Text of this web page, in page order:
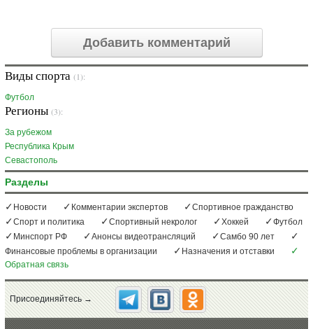
Добавить комментарий
Виды спорта (1):
Футбол
Регионы (3):
За рубежом
Республика Крым
Севастополь
Разделы
Новости Комментарии экспертов
Спортивное гражданство
Спорт и политика
Спортивный некролог Хоккей
Футбол
Минспорт РФ
Анонсы видеотрансляций
Самбо 90 лет
Финансовые проблемы в организации
Назначения и отставки
Обратная связь
Присоединяйтесь →